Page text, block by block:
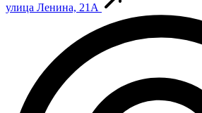
улица Ленина, 21А